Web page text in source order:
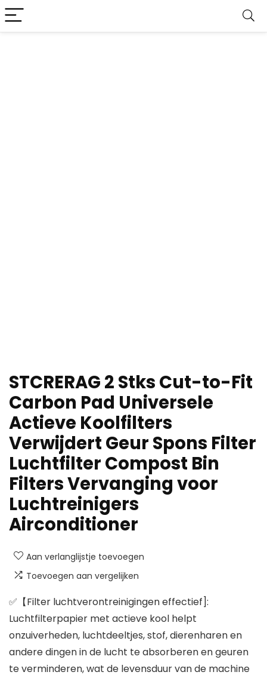
STCRERAG 2 Stks Cut-to-Fit
Carbon Pad Universele
Actieve Koolfilters
Verwijdert Geur Spons Filter
Luchtfilter Compost Bin
Filters Vervanging voor
Luchtreinigers
Airconditioner
Aan verlanglijstje toevoegen
Toevoegen aan vergelijken
✅【Filter luchtverontreinigingen effectief]:
Luchtfilterpapier met actieve kool helpt
onzuiverheden, luchtdeeltjes, stof, dierenharen en
andere dingen in de lucht te absorberen en geuren
te verminderen, wat de levensduur van de machine